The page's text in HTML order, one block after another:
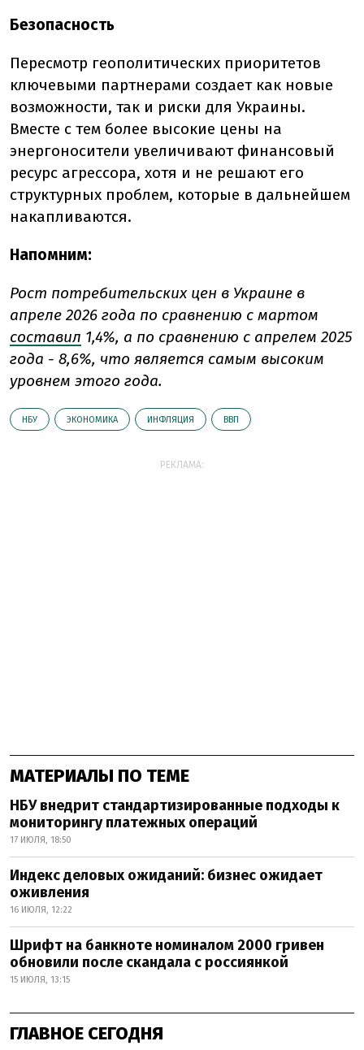
Безопасность
Пересмотр геополитических приоритетов
ключевыми партнерами создает как новые
возможности, так и риски для Украины.
Вместе с тем более высокие цены на
энергоносители увеличивают финансовый
ресурс агрессора, хотя и не решают его
структурных проблем, которые в дальнейшем
накапливаются.
Напомним:
Рост потребительских цен в Украине в
апреле 2026 года по сравнению с мартом
составил 1,4%, а по сравнению с апрелем 2025
года - 8,6%, что является самым высоким
уровнем этого года.
НБУ ЭКОНОМИКА ИНФЛЯЦИЯ ВВП
РЕКЛАМА:
МАТЕРИАЛЫ ПО ТЕМЕ
НБУ внедрит стандартизированные подходы к
мониторингу платежных операций
17 ИЮЛЯ, 18:50
Индекс деловых ожиданий: бизнес ожидает
оживления
16 ИЮЛЯ, 12:22
Шрифт на банкноте номиналом 2000 гривен
обновили после скандала с россиянкой
15 ИЮЛЯ, 13:15
ГЛАВНОЕ СЕГОДНЯ